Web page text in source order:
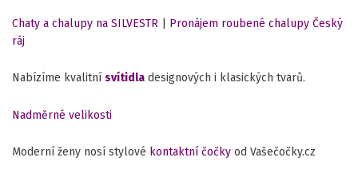
Chaty a chalupy na SILVESTR
Pronájem roubené chalupy Český
ráj
Nabízíme kvalitní svítidla designových i klasických tvarů.
Nadměrné velikosti
Moderní ženy nosí stylové kontaktní čočky od Vašečočky.cz